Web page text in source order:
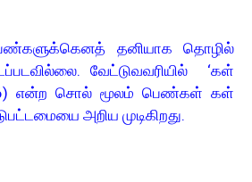
தனியாக தொழில்
வேட்டுவவரியில் ‘கள்
என்ற சொல் மூலம் பெண்கள் கள்
அறிய முடிகிறது.